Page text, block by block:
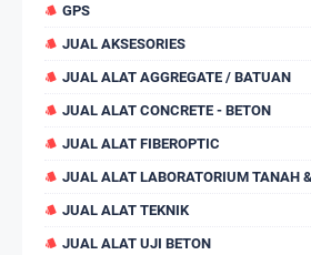
GPS
JUAL AKSESORIES
JUAL ALAT AGGREGATE / BATUAN
JUAL ALAT CONCRETE - BETON
JUAL ALAT FIBEROPTIC
JUAL ALAT LABORATORIUM TANAH
JUAL ALAT TEKNIK
JUAL ALAT UJI BETON